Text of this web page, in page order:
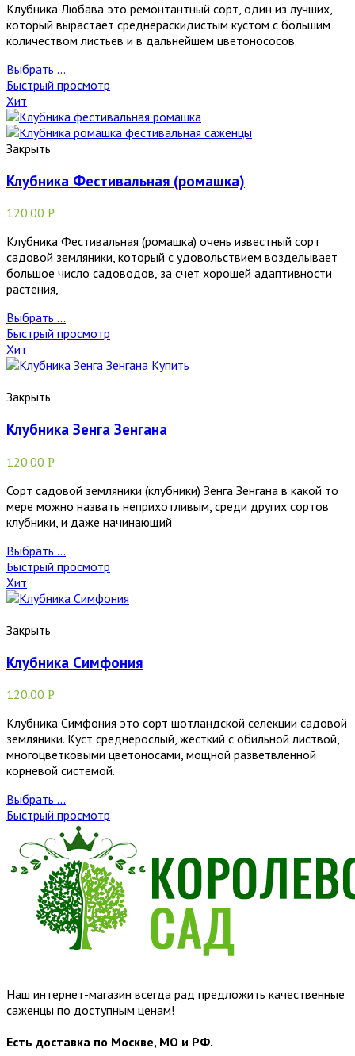
Клубника Любава это ремонтантный сорт, один из лучших,
который вырастает среднераскидистым кустом с большим
количеством листьев и в дальнейшем цветонососов.
Выбрать ...
Быстрый просмотр
Хит
Закрыть
Клубника Фестивальная (ромашка)
120.00 Р
Клубника Фестивальная (ромашка) очень известный сорт
садовой земляники, который с удовольствием возделывает
большое число садоводов, за счет хорошей адаптивности
растения,
Выбрать ...
Быстрый просмотр
Хит
Закрыть
Клубника Зенга Зенгана
120.00 Р
Сорт садовой земляники (клубники) Зенга Зенгана в какой то
мере можно назвать неприхотливым, среди других сортов
клубники, и даже начинающий
Выбрать ...
Быстрый просмотр
Хит
Закрыть
Клубника Симфония
120.00 Р
Клубника Симфония это сорт шотландской селекции садовой
земляники. Куст среднерослый, жесткий с обильной листвой,
многоцветковыми цветоносами, мощной разветвленной
корневой системой.
Выбрать ...
Быстрый просмотр
Наш интернет-магазин всегда рад предложить качественные
саженцы по доступным ценам!
Есть доставка по Москве, МО и РФ.